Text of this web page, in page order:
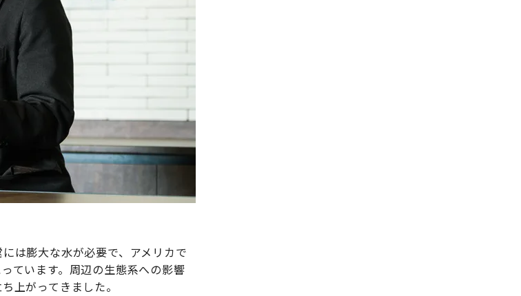
は膨大な水が必要で、アメリカで
ています。周辺の生態系への影響
上がってきました。